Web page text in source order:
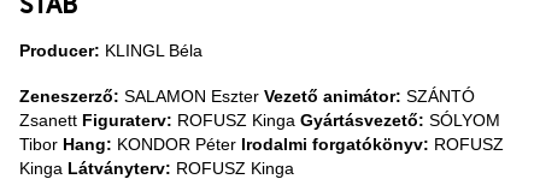
Producer: KLINGL Béla
Zeneszerző: SALAMON Eszter Vezető animátor: SZÁNTÓ
Zsanett Figuraterv: ROFUSZ Kinga Gyártásvezető: SÓLYOM
Tibor Hang: KONDOR Péter Irodalmi forgatókönyv: ROFUSZ
Kinga Látványterv: ROFUSZ Kinga